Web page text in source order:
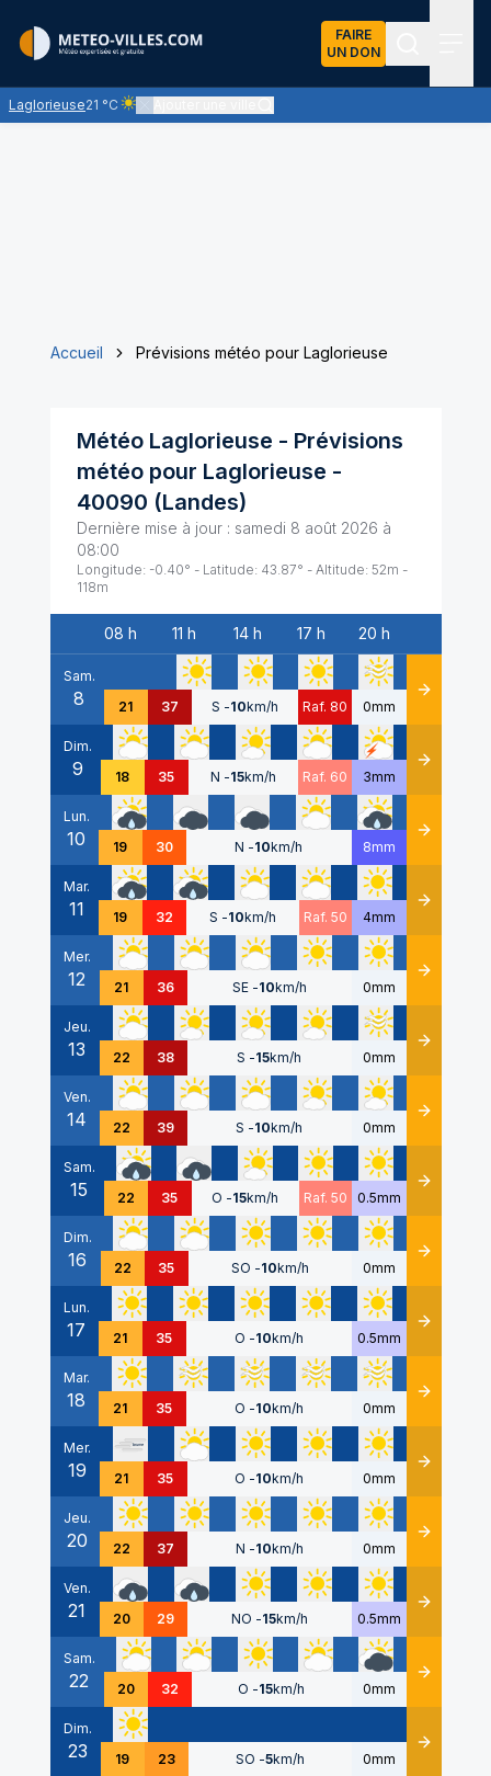
FAIRE
UN DON
Laglorieuse21 °C
Ciel clair - quasiment pas de nuages et un soleil
Accueil Prévisions météo pour Laglorieuse
Météo Laglorieuse - Prévisions
météo pour Laglorieuse -
40090 (Landes)
Dernière mise à jour : samedi 8 août 2026 à
08:00
Longitude: -0.40° - Latitude: 43.87° - Altitude: 52m -
118m
Date
08 h 11 h 14 h 17 h 20 h
Sam.
8 21 37 S -10km/h Raf. 80 0mm Détails
Dim.
9 18 35 N -15km/h Raf. 60 3mm Détails
Lun.
10 19 30 N -10km/h 8mm Détails
Mar.
11 19 32 S -10km/h Raf. 50 4mm Détails
Mer.
12 21 36 SE -10km/h 0mm Détails
Jeu.
13 22 38 S -15km/h 0mm Détails
Ven.
14 22 39 S -10km/h 0mm Détails
Sam.
15 22 35 O -15km/h Raf. 50 0.5mm Détails
Dim.
16 22 35 SO -10km/h 0mm Détails
Lun.
17 21 35 O -10km/h 0.5mm Détails
Mar.
18 21 35 O -10km/h 0mm Détails
Mer.
19 21 35 O -10km/h 0mm Détails
Jeu.
20 22 37 N -10km/h 0mm Détails
Ven.
21 20 29 NO -15km/h 0.5mm Détails
Sam.
22 20 32 O -15km/h 0mm Détails
Dim.
23 19 23 SO -5km/h 0mm Détails